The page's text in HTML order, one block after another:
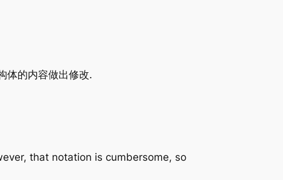
体的内容做出修改.
that notation is cumbersome, so